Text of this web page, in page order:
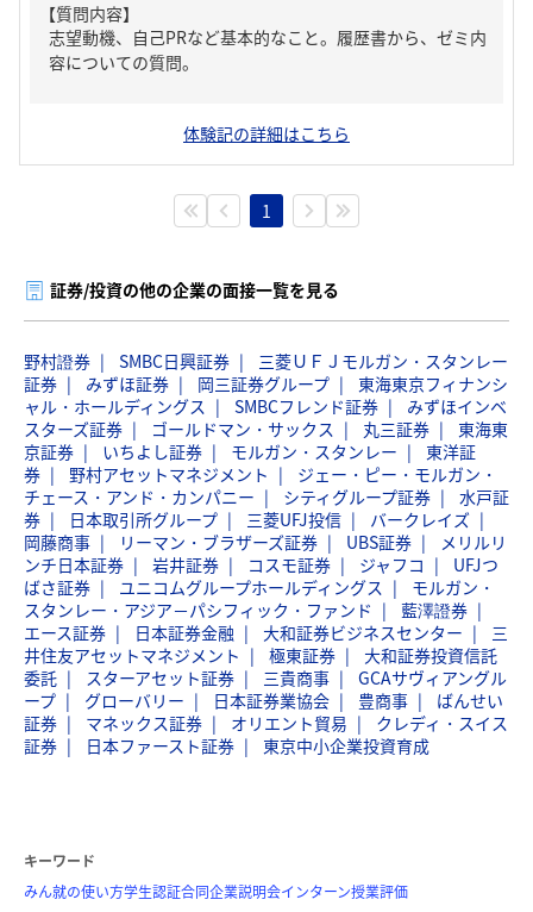
【質問内容】
志望動機、自己PRなど基本的なこと。履歴書から、ゼミ内
容についての質問。
体験記の詳細はこちら
1
証券/投資の他の企業の面接一覧を見る
野村證券 SMBC日興証券
三菱ＵＦＪモルガン・スタンレー
証券
みずほ証券 岡三証券グループ
東海東京フィナンシ
ャル・ホールディングス
SMBCフレンド証券
みずほインベ
スターズ証券
ゴールドマン・サックス 丸三証券
東海東
京証券
いちよし証券 モルガン・スタンレー
東洋証
券
野村アセットマネジメント
ジェー・ピー・モルガン・
チェース・アンド・カンパニー
シティグループ証券
水戸証
券
日本取引所グループ 三菱UFJ投信
バークレイズ
岡藤商事
リーマン・ブラザーズ証券 UBS証券
メリルリ
ンチ日本証券
岩井証券 コスモ証券 ジャフコ
UFJつ
ばさ証券
ユニコムグループホールディングス
モルガン・
スタンレー・アジア－パシフィック・ファンド
藍澤證券
エース証券
日本証券金融 大和証券ビジネスセンター
三
井住友アセットマネジメント
極東証券
大和証券投資信託
委託
スターアセット証券 三貴商事
GCAサヴィアングル
ープ
グローバリー 日本証券業協会 豊商事
ばんせい
証券
マネックス証券 オリエント貿易
クレディ・スイス
証券
日本ファースト証券 東京中小企業投資育成
キーワード
みん就の使い方学生認証合同企業説明会インターン授業評価